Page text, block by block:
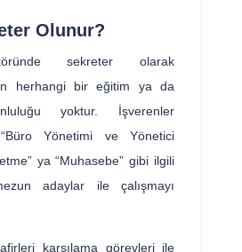
Olunur?
sekreter olarak
herhangi bir eğitim ya da
yoktur. İşverenler
Yönetimi ve Yönetici
ya “Muhasebe” gibi ilgili
adaylar ile çalışmayı
karşılama görevleri ile